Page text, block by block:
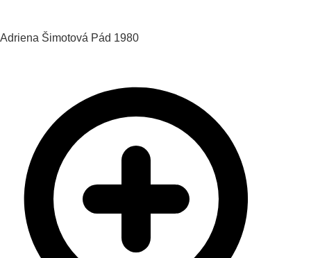
Adriena Šimotová Pád 1980